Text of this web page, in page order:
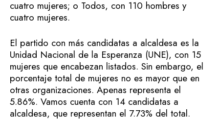
cuatro mujeres; o Todos, con 110 hombres y
cuatro mujeres.
El partido con más candidatas a alcaldesa es la
Unidad Nacional de la Esperanza (UNE), con 15
mujeres que encabezan listados. Sin embargo, el
porcentaje total de mujeres no es mayor que en
otras organizaciones. Apenas representa el
5.86%. Vamos cuenta con 14 candidatas a
alcaldesa, que representan el 7.73% del total.